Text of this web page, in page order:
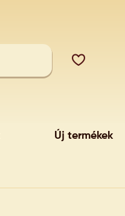
Új termékek